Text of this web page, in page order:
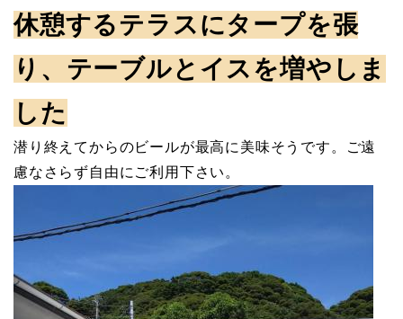
休憩するテラスにタープを張
り、テーブルとイスを増やしま
した
潜り終えてからのビールが最高に美味そうです。ご遠
慮なさらず自由にご利用下さい。